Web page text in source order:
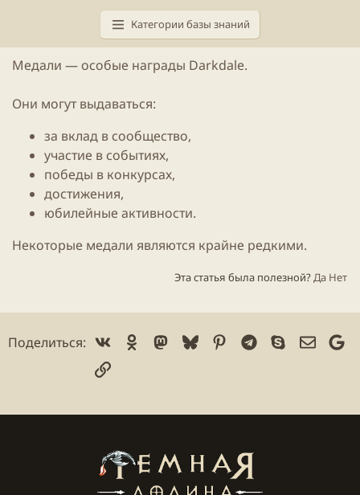
Категории базы знаний
Медали — особые награды Darkdale.
Они могут выдаваться:
за вклад в сообщество,
участие в событиях,
победы в конкурсах,
достижения,
юбилейные активности.
Некоторые медали являются крайне редкими.
Эта статья была полезной? Да Нет
Поделиться: Vk Ok Mastodon
BlueskyPinterest
Telegram
Skype
Ссылка